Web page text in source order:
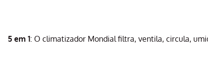
5 em 1: O climatizador Mondial filtra, ventila, circula,